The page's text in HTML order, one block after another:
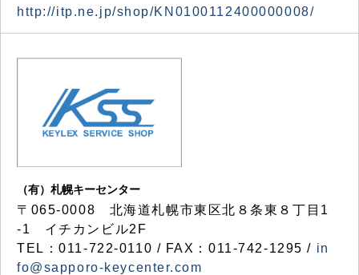
http://itp.ne.jp/shop/KN0100112400000008/
（有）札幌キーセンター
〒065-0008 北海道札幌市東区北８条東８丁目1
-1 イチカンビル2F
TEL：011-722-0110 / FAX：011-742-1295 / in
fo@sapporo-keycenter.com